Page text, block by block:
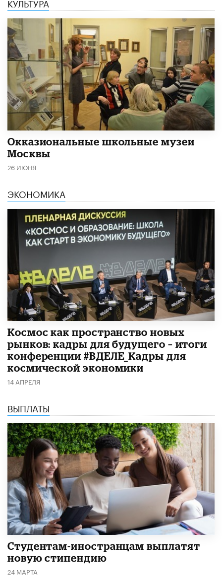
​Окказиональные школьные музеи
Москвы
26 ИЮНЯ
ЭКОНОМИКА
Космос как пространство новых
рынков: кадры для будущего – итоги
конференции #ВДЕЛЕ_Кадры для
космической экономики
14 АПРЕЛЯ
ВЫПЛАТЫ
Студентам-иностранцам выплатят
новую стипендию
24 МАРТА